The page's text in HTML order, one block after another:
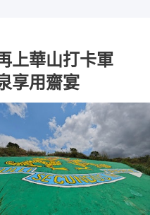
上華山打卡軍
享用齋宴